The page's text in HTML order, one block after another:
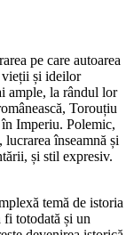
pe care autoarea
vieții și ideilor
ample, la rândul lor
Torouțiu
Imperiu. Polemic,
înseamnă și
și stil expresiv.
temă de istoria
fi totodată și un